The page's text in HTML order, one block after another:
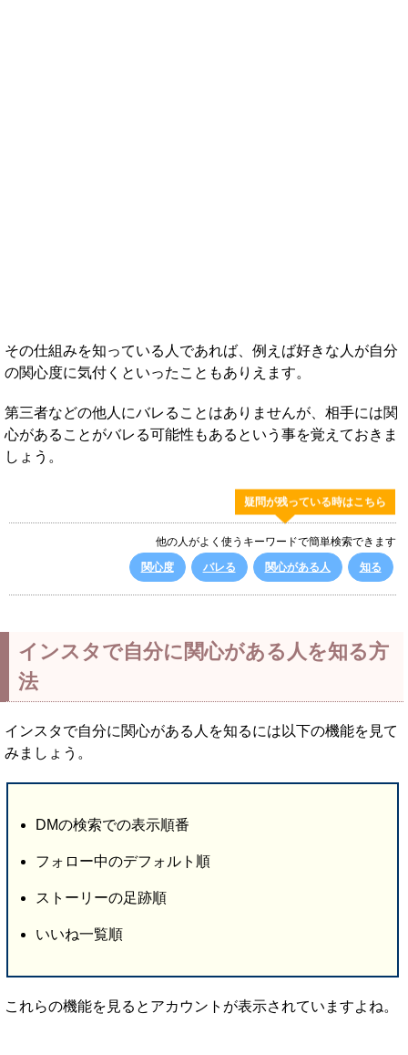
その仕組みを知っている人であれば、例えば好きな人が自分
の関心度に気付くといったこともありえます。
第三者などの他人にバレることはありませんが、相手には関
心があることがバレる可能性もあるという事を覚えておきま
しょう。
疑問が残っている時はこちら
他の人がよく使うキーワードで簡単検索できます
関心度
バレる 関心がある人 知る
インスタで自分に関心がある人を知る方
法
インスタで自分に関心がある人を知るには以下の機能を見て
みましょう。
DMの検索での表示順番
フォロー中のデフォルト順
ストーリーの足跡順
いいね一覧順
これらの機能を見るとアカウントが表示されていますよね。